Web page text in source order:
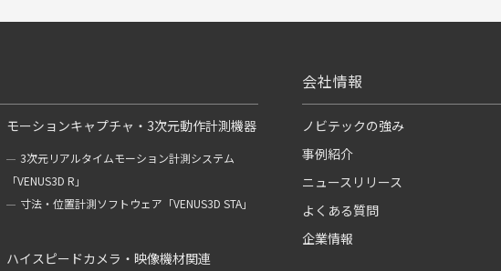
モーションキャプチャ・3次元動作計測機器
3次元リアルタイムモーション計測システム
「VENUS3D R」
寸法・位置計測ソフトウェア「VENUS3D STA」
ハイスピードカメラ・映像機材関連
会社情報
ノビテックの強み
事例紹介
ニュースリリース
よくある質問
企業情報